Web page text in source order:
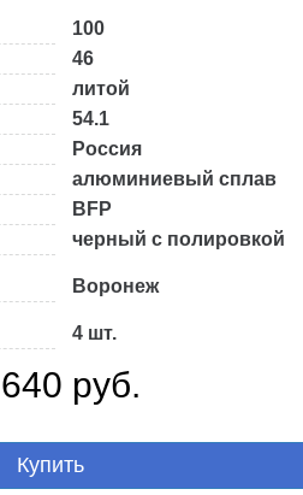
100
46
литой
54.1
Россия
алюминиевый сплав
BFP
черный с полировкой
Воронеж
4 шт.
руб.